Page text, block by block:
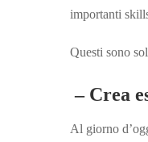
importanti
Questi sono
– Crea
Al giorno